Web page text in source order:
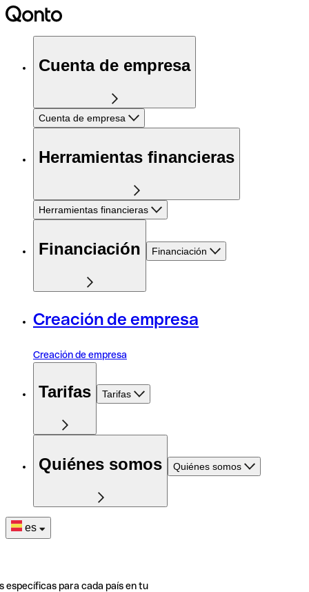
Cuenta de empresa
Cuenta de empresa
Herramientas financieras
Herramientas financieras
Financiación Financiación
Creación de empresa
Creación de empresa
Tarifas Tarifas
Quiénes somos Quiénes somos
es
específicas para cada país en tu